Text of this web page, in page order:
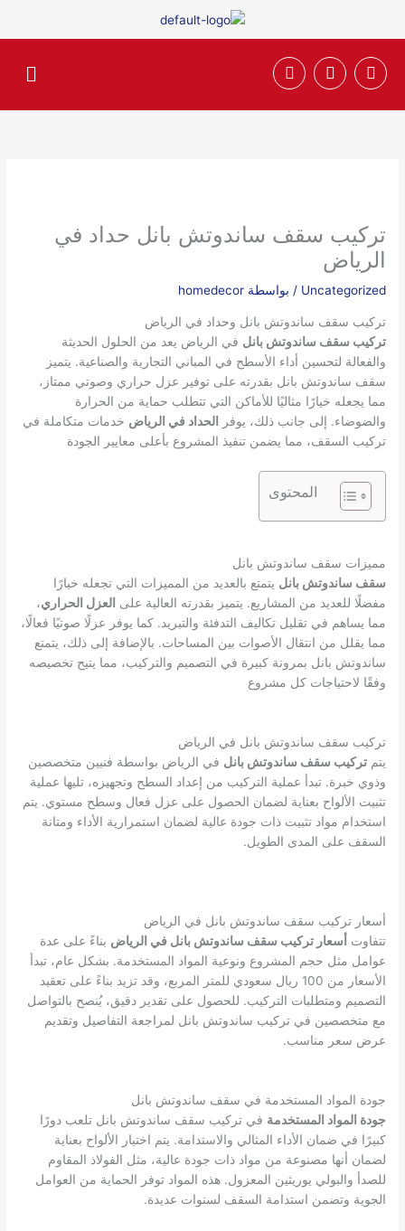
F
a
e
T
w
t
I
n
t
تركيب سقف ساندوتش بانل حداد في
الرياض
Uncategorized / بواسطة homedecor
تركيب سقف ساندوتش بانل وحداد في الرياض
تركيب سقف ساندوتش بانل في الرياض يعد من الحلول الحديثة
والفعالة لتحسين أداء الأسطح في المباني التجارية والصناعية. يتميز
سقف ساندوتش بانل بقدرته على توفير عزل حراري وصوتي ممتاز،
مما يجعله خيارًا مثاليًا للأماكن التي تتطلب حماية من الحرارة
والضوضاء. إلى جانب ذلك، يوفر
الحداد في الرياض خدمات متكاملة في
تركيب السقف، مما يضمن تنفيذ المشروع بأعلى معايير الجودة
المحتوى
مميزات سقف ساندوتش بانل
سقف ساندوتش بانل يتمتع بالعديد من المميزات التي تجعله خيارًا
مفضلًا للعديد من المشاريع. يتميز بقدرته العالية على العزل الحراري،
مما يساهم في تقليل تكاليف التدفئة والتبريد. كما يوفر عزلًا صوتيًا فعالًا،
مما يقلل من انتقال الأصوات بين المساحات. بالإضافة إلى ذلك، يتمتع
ساندوتش بانل بمرونة كبيرة في التصميم والتركيب، مما يتيح تخصيصه
وفقًا لاحتياجات كل مشروع
تركيب سقف ساندوتش بانل في الرياض
يتمتركيب سقف ساندوتش بانل في الرياض بواسطة فنيين متخصصين
وذوي خبرة. تبدأ عملية التركيب من إعداد السطح وتجهيزه، تليها عملية
تثبيت الألواح بعناية لضمان الحصول على عزل فعال وسطح مستوي. يتم
استخدام مواد تثبيت ذات جودة عالية لضمان استمرارية الأداء ومتانة
السقف على المدى الطويل.
أسعار تركيب سقف ساندوتش بانل في الرياض
تتفاوت
أسعار تركيب سقف ساندوتش بانل في الرياض بناءً على عدة
عوامل مثل حجم المشروع ونوعية المواد المستخدمة. بشكل عام، تبدأ
الأسعار من 100 ريال سعودي للمتر المربع، وقد تزيد بناءً على تعقيد
التصميم ومتطلبات التركيب. للحصول على تقدير دقيق، يُنصح بالتواصل
مع متخصصين في تركيب ساندوتش بانل لمراجعة التفاصيل وتقديم
عرض سعر مناسب.
جودة المواد المستخدمة في سقف ساندوتش بانل
جودة المواد المستخدمة في تركيب سقف ساندوتش بانل تلعب دورًا
كبيرًا في ضمان الأداء المثالي والاستدامة. يتم اختيار الألواح بعناية
لضمان أنها مصنوعة من مواد ذات جودة عالية، مثل الفولاذ المقاوم
للصدأ والبولي يوريثين المعزول. هذه المواد توفر الحماية من العوامل
الجوية وتضمن استدامة السقف لسنوات عديدة.